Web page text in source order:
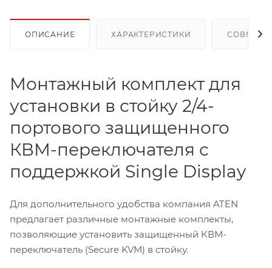
ОПИСАНИЕ ХАРАКТЕРИСТИКИ
Монтажный комплект для
установки в стойку 2/4-
портового защищенного
КВМ-переключателя с
поддержкой Single Display
Для дополнительного удобства компания ATEN
предлагает различные монтажные комплекты,
позволяющие установить защищенный КВМ-
переключатель (Secure KVM) в стойку.